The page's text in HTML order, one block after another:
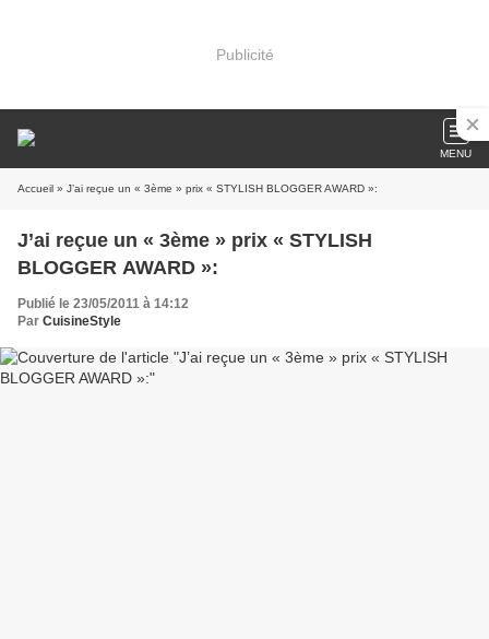
Publicité
MENU
Accueil » J’ai reçue un « 3ème » prix « STYLISH BLOGGER AWARD »:
J’ai reçue un « 3ème » prix « STYLISH
BLOGGER AWARD »:
Publié le 23/05/2011 à 14:12
Par CuisineStyle